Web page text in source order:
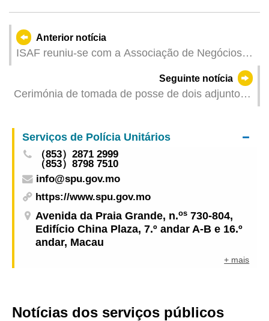
Anterior notícia
ISAF reuniu-se com a Associação de Negócios
de Indústria de Beleza de Macau para divulgar a
lei relativa aos dispositivos médicosSeguinte notícia
Cerimónia de tomada de posse de dois adjuntos
Serviços de Polícia Unitários
（853）2871 2999
（853）8798 7510
info@spu.gov.mo
https://www.spu.gov.mo
Avenida da Praia Grande, n.os 730-804,
Edifício China Plaza, 7.º andar A-B e 16.º
andar, Macau
+ mais
Notícias dos serviços públicos